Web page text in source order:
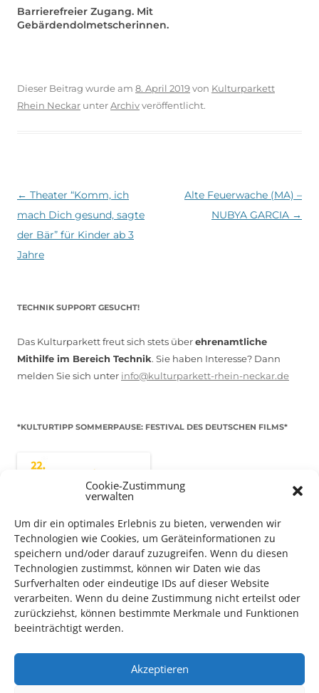
Cookie-Zustimmung
verwalten
Um dir ein optimales Erlebnis zu bieten, verwenden wir
Technologien wie Cookies, um Geräteinformationen zu
speichern und/oder darauf zuzugreifen. Wenn du diesen
Technologien zustimmst, können wir Daten wie das
Surfverhalten oder eindeutige IDs auf dieser Website
verarbeiten. Wenn du deine Zustimmung nicht erteilst oder
zurückziehst, können bestimmte Merkmale und Funktionen
beeinträchtigt werden.
Akzeptieren
Barrierefreier Zugang. Mit
Gebärdendolmetscherinnen.
Dieser Beitrag wurde am 8. April 2019von Kulturparkett
Rhein Neckar unterArchivveröffentlicht.
Beitragsnavigation
← Theater “Komm, ich
mach Dich gesund, sagte
der Bär” für Kinder ab 3
Jahre
Alte Feuerwache (MA) –
NUBYA GARCIA →
TECHNIK SUPPORT GESUCHT!
Das Kulturparkett freut sich stets überehrenamtliche
Mithilfe im Bereich Technik. Sie haben Interesse? Dann
melden Sie sich unter info@kulturparkett-rhein-neckar.de
*KULTURTIPP SOMMERPAUSE: FESTIVAL DES DEUTSCHEN FILMS*
Auch dieses Jahr findet wieder dasFestival des deutschen
Filmsin Ludwigshafen statt.
Minuten vor Beginn des Films und solange der Vorrat reicht!